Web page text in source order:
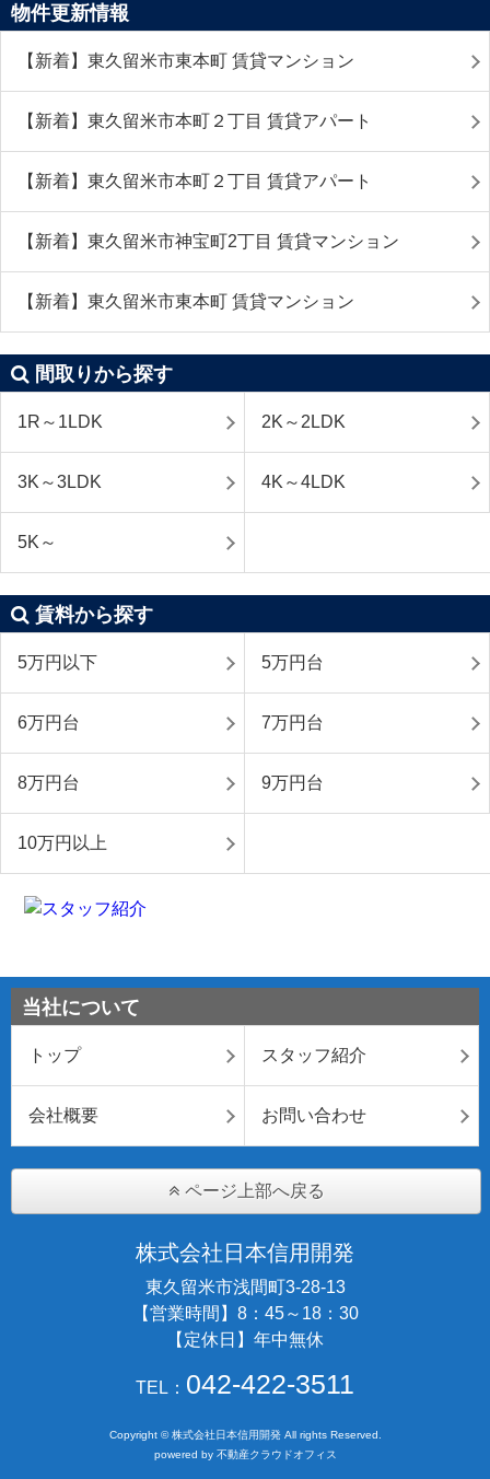
物件更新情報
【新着】東久留米市東本町 賃貸マンション
【新着】東久留米市本町２丁目 賃貸アパート
【新着】東久留米市本町２丁目 賃貸アパート
【新着】東久留米市神宝町2丁目 賃貸マンション
【新着】東久留米市東本町 賃貸マンション
間取りから探す
1R～1LDK 2K～2LDK
3K～3LDK 4K～4LDK
5K～
賃料から探す
5万円以下 5万円台
6万円台 7万円台
8万円台 9万円台
10万円以上
当社について
トップ スタッフ紹介
会社概要 お問い合わせ
ページ上部へ戻る
株式会社日本信用開発
東久留米市浅間町3-28-13
【営業時間】8：45～18：30
【定休日】年中無休
TEL： 042-422-3511
Copyright © 株式会社日本信用開発 All rights Reserved.
powered by 不動産クラウドオフィス